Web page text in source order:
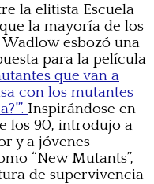
la elitista Escuela
la mayoría de los
esbozó una
para la película
que van a
con los mutantes
Inspirándose en
los 90, introdujo a
y a jóvenes
“New Mutants”,
de supervivencia